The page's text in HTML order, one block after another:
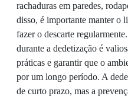
rachaduras em paredes,
disso, é importante manter o
fazer o descarte
durante a dedetização é
práticas e garantir que o
por um longo período. A
de curto prazo, mas a